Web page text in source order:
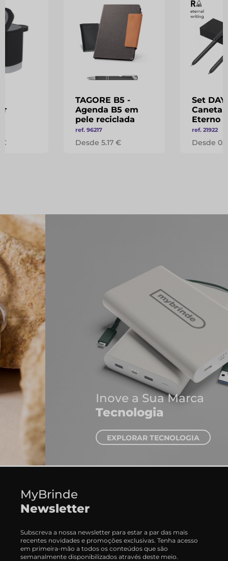
€
TAGORE B5 -
Agenda B5 em
pele reciclada
ref. 96217
Desde 5.17 €
Set
Caneta
Eterno
ref. 21922
Desde
Inove a Sua Marca
Tecnologia
EXPLORAR TECNOLOGIA
MyBrinde
Newsletter
Subscreva a nossa newsletter para estar a par das mais
recentes novidades e promoções exclusivas. Tenha acesso
em primeira-mão a todos os conteúdos que são
semanalmente disponibilizados através deste meio.